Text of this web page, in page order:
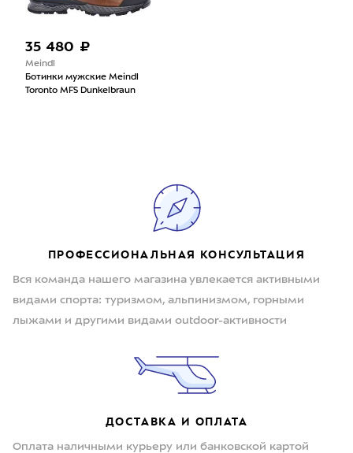
35 480 ₽
Meindl
Ботинки мужские Meindl
Toronto MFS Dunkelbraun
ПРОФЕССИОНАЛЬНАЯ КОНСУЛЬТАЦИЯ
Вся команда нашего магазина увлекается активными
видами спорта: туризмом, альпинизмом, горными
лыжами и другими видами outdoor-активности
ДОСТАВКА И ОПЛАТА
Оплата наличными курьеру или банковской картой